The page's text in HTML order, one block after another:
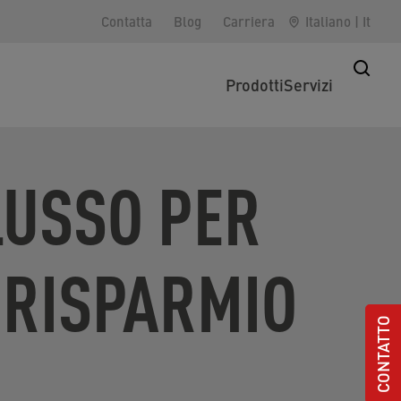
Contatta Blog Carriera Italiano | It
ProdottiServizi
PER
CONTATTO